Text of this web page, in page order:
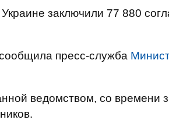
заключили 77 880
пресс-служба
ведомством, со времени